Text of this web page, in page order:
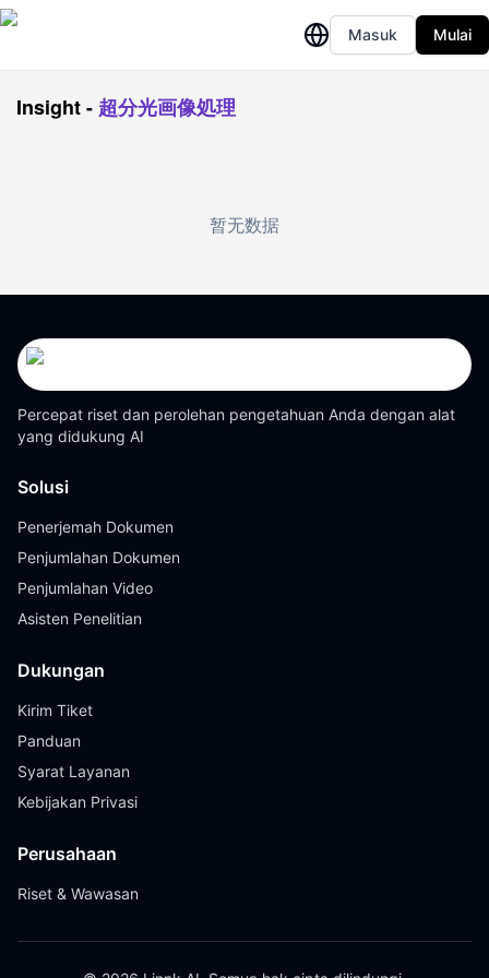
Masuk Mulai
Insight- 超分光画像処理
暂无数据
Percepat riset dan perolehan pengetahuan Anda dengan alat
yang didukung AI
Solusi
Penerjemah Dokumen
Penjumlahan Dokumen
Penjumlahan Video
Asisten Penelitian
Dukungan
Kirim Tiket
Panduan
Syarat Layanan
Kebijakan Privasi
Perusahaan
Riset & Wawasan